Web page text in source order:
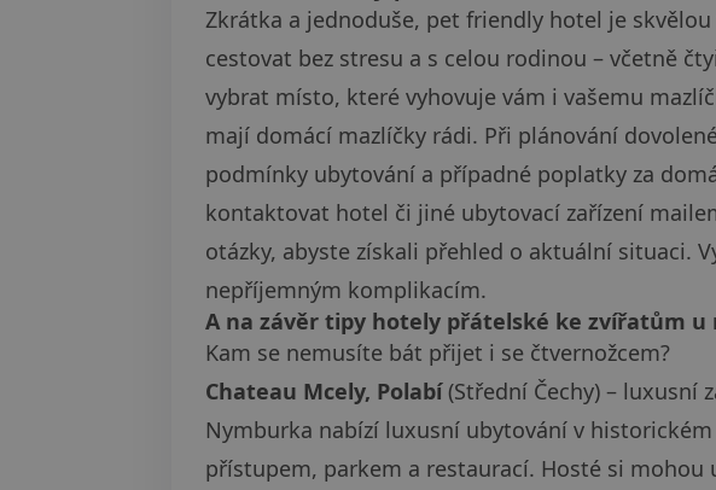
Zkrátka a jednoduše, pet friendly hotel je
cestovat bez stresu a s celou rodinou – včetně
vybrat místo, které vyhovuje vám i vašemu
mají domácí mazlíčky rádi. Při plánování
podmínky ubytování a případné poplatky za
kontaktovat hotel či jiné ubytovací zařízení
otázky, abyste získali přehled o aktuální situaci.
nepříjemným komplikacím.
A na závěr tipy hotely přátelské ke zvířatům u
Kam se nemusíte bát přijet i se čtvernožcem?
Chateau Mcely, Polabí(Střední Čechy) – luxusní
Nymburka nabízí luxusní ubytování v
přístupem, parkem a restaurací. Hosté si mohou